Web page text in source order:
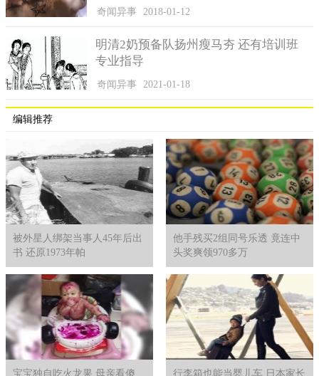
奇闻异事 2018-01-12
明清2奶预备队扬州瘦马夯 还有培训班
专业指导
奇闻异事 2021-01-18
编辑推荐
被外星人绑架当事人45年后出
书 还原1973年帕
他手残买2组同号乐透 竟连中
头奖爽领970多万
宝宝独自吃火龙果 母亲看傻 行李箱也能当婴儿车 日本家长